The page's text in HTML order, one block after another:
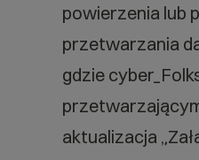
powierzenia lub
przetwarzania
gdzie
aktualizacja